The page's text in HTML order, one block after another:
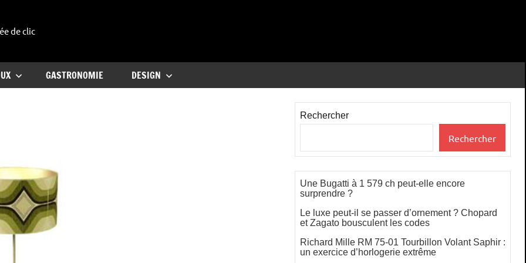
de clic
GASTRONOMIE DESIGN
Rechercher
Rechercher
Une Bugatti à 1 579 ch peut-elle encore
surprendre ?
Le luxe peut-il se passer d’ornement ? Chopard
et Zagato bousculent les codes
Richard Mille RM 75-01 Tourbillon Volant Saphir :
un exercice d’horlogerie extrême